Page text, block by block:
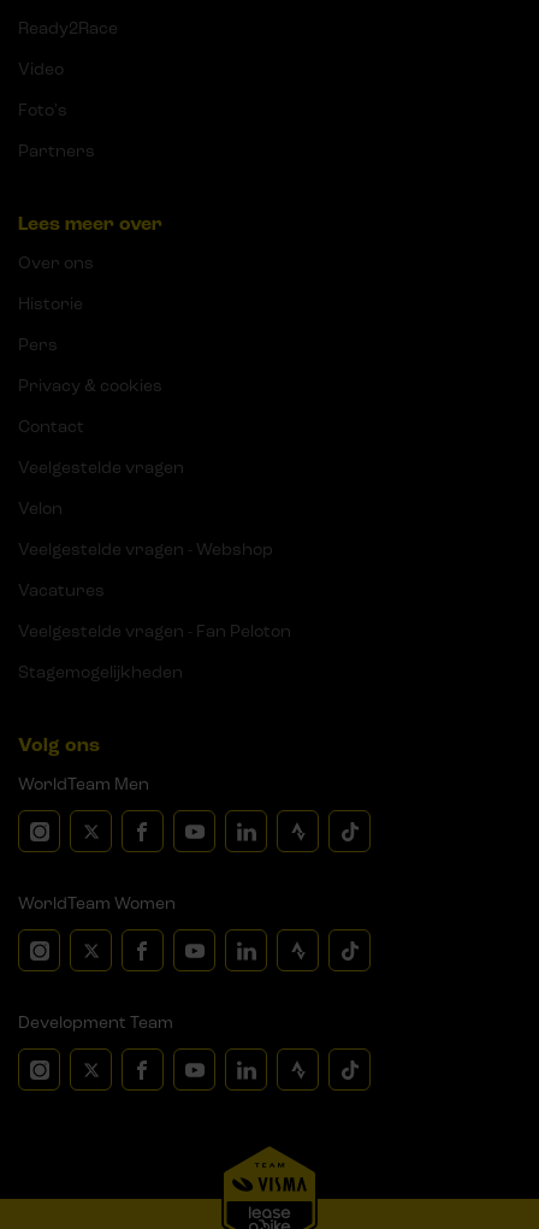
Ready2Race
Video
Foto's
Partners
Lees meer over
Over ons
Historie
Pers
Privacy & cookies
Contact
Veelgestelde vragen
Velon
Veelgestelde vragen - Webshop
Vacatures
Veelgestelde vragen - Fan Peloton
Stagemogelijkheden
Volg ons
WorldTeam Men
WorldTeam Women
Development Team